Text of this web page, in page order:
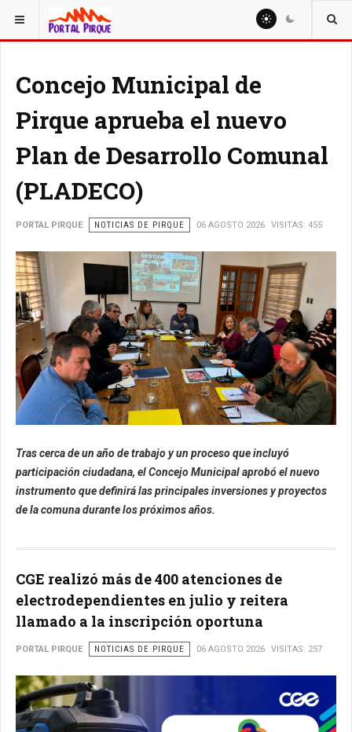
ESTÁ AQUÍ: NOTICIAS
Concejo Municipal de
Pirque aprueba el nuevo
Plan de Desarrollo Comunal
(PLADECO)
PORTAL PIRQUE NOTICIAS DE PIRQUE 06 AGOSTO 2026 VISITAS: 455
Tras cerca de un año de trabajo y un proceso que incluyó
participación ciudadana, el Concejo Municipal aprobó el nuevo
instrumento que definirá las principales inversiones y proyectos
de la comuna durante los próximos años.
CGE realizó más de 400 atenciones de
electrodependientes en julio y reitera
llamado a la inscripción oportuna
PORTAL PIRQUE NOTICIAS DE PIRQUE 06 AGOSTO 2026 VISITAS: 257